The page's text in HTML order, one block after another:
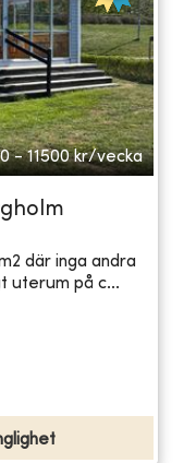
- 11500 kr/vecka
där inga andra
uterum på c...